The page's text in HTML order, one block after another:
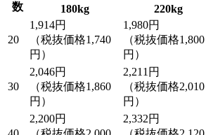
数
180kg 220kg
20
1,914円
（税抜価格1,740
円）
1,980円
（税抜価格1,800
円）
30
2,046円
（税抜価格1,860
円）
2,211円
（税抜価格2,010
円）
2,200円
2,332円